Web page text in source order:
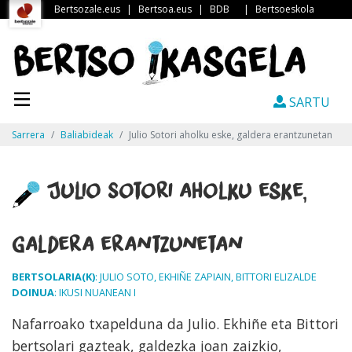
Bertsozale.eus | Bertsoa.eus | BDB | Bertsoeskola
SARTU
Sarrera Baliabideak Julio Sotori aholku eske, galdera erantzunetan
Julio Sotori aholku eske,
galdera erantzunetan
BERTSOLARIA(K): JULIO SOTO, EKHIÑE ZAPIAIN, BITTORI ELIZALDE
DOINUA: IKUSI NUANEAN I
Nafarroako txapelduna da Julio. Ekhiñe eta Bittori
bertsolari gazteak, galdezka joan zaizkio,